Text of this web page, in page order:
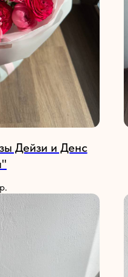
Дейзи и Денс
р.